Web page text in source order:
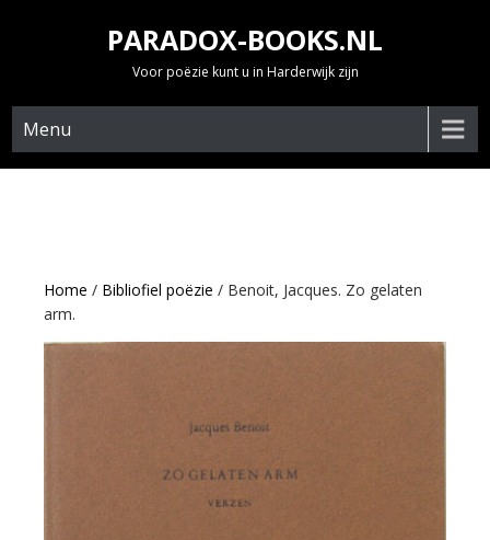
PARADOX-BOOKS.NL
Voor poëzie kunt u in Harderwijk zijn
Menu
Home / Bibliofiel poëzie / Benoit, Jacques. Zo gelaten
arm.